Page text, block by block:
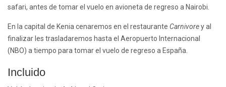
safari, antes de tomar el vuelo en avioneta de regreso a Nairobi.
En la capital de Kenia cenaremos en el restaurante Carnivorey al
finalizar les trasladaremos hasta el Aeropuerto Internacional
(NBO) a tiempo para tomar el vuelo de regreso a España.
Incluido